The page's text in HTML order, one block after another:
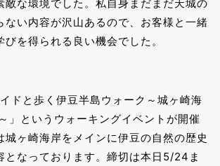
敵な環境でした。私自身まだまだ天城の
ない内容が沢山あるので、お客様と一緒
を得られる良い機会でした。
ドと歩く伊豆半島ウォーク～城ヶ崎海
」というウォーキングイベントが開催
城ヶ崎海岸をメインに伊豆の自然の歴史
となっております。締切は本日5/24ま